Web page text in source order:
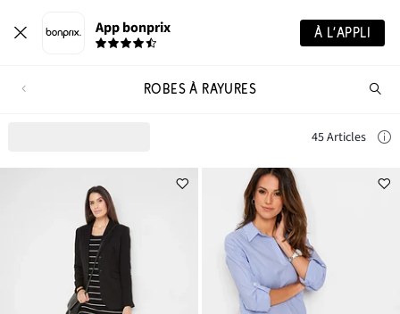
App bonprix À L’APPLI
ROBES À RAYURES
45 Articles